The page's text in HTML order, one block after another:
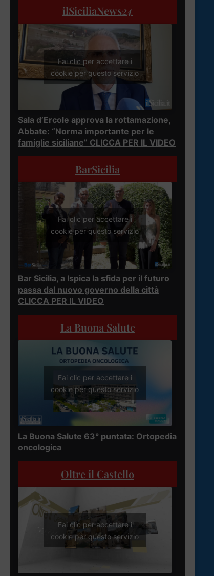
ilSiciliaNews24
Fai clic per accettare i
cookie per questo servizio
Sala d’Ercole approva la rottamazione,
Abbate: “Norma importante per le
famiglie siciliane” CLICCA PER IL VIDEO
BarSicilia
Fai clic per accettare i
cookie per questo servizio
Bar Sicilia, a Ispica la sfida per il futuro
passa dal nuovo governo della città
CLICCA PER IL VIDEO
La Buona Salute
Fai clic per accettare i
cookie per questo servizio
La Buona Salute 63° puntata: Ortopedia
oncologica
Oltre il Castello
Fai clic per accettare i
cookie per questo servizio